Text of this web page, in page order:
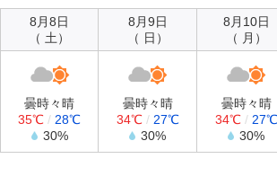
8月8日
（ 土）
8月9日
（ 日）
8月10日
（ 月）
曇時々晴
35℃ / 28℃
30%
曇時々晴
34℃/ 27℃
30%
曇時々晴
34℃/ 27℃
30%